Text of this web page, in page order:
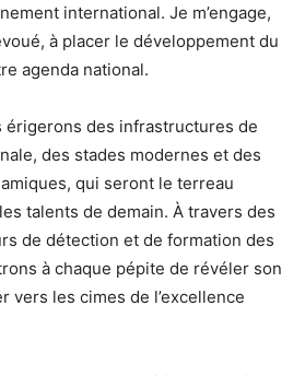
international. Je m’engage,
à placer le développement du
agenda national.
érigerons des infrastructures de
des stades modernes et des
qui seront le terreau
talents de demain. À travers des
de détection et de formation des
à chaque pépite de révéler son
vers les cimes de l’excellence